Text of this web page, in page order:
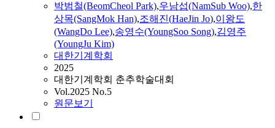
박범철(BeomCheol Park),우남섭(NamSub Woo),한
상목(SangMok Han),조해진(HaeJin Jo),이왕도
(WangDo Lee),송영수(YoungSoo Song),김영주
(YoungJu Kim)
대한기계학회
2025
대한기계학회 춘추학술대회
Vol.2025 No.5
원문보기